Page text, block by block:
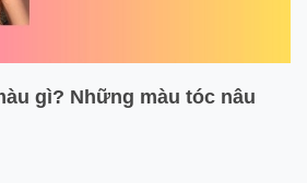
gì? Những màu tóc nâu